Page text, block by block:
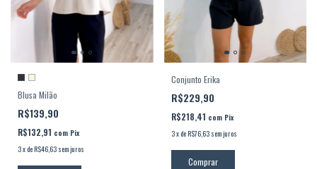
Blusa Milão
R$139,90
R$132,91 com Pix
3xdeR$46,63 sem juros
Conjunto Erika
R$229,90
R$218,41 com Pix
3xdeR$76,63 sem juros
Comprar